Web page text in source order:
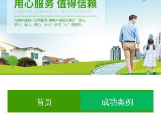
首页 成功案例